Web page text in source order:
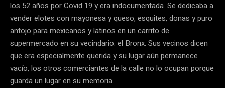
los 52 años por Covid 19 y era indocumentada. Se dedicaba a
vender elotes con mayonesa y queso, esquites, donas y puro
antojo para mexicanos y latinos en un carrito de
supermercado en su vecindario: el Bronx. Sus vecinos dicen
que era especialmente querida y su lugar aún permanece
vacío, los otros comerciantes de la calle no lo ocupan porque
guarda un lugar en su memoria.